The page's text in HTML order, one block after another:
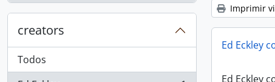
creators
Todos
Imprimir
Ed Eckley
Ed Eckley